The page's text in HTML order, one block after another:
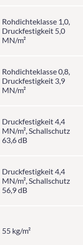
Rohdichteklasse 1,0,
Druckfestigkeit 5,0
MN/m²
Rohdichteklasse 0,8,
Druckfestigkeit 3,9
MN/m²
Druckfestigkeit 4,4
MN/m², Schallschutz
63,6 dB
Druckfestigkeit 4,4
MN/m², Schallschutz
56,9 dB
55 kg/m²